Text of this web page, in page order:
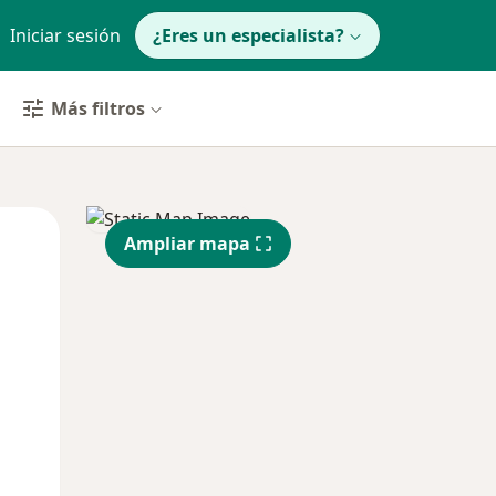
Iniciar sesión ¿Eres un especialista?
Más filtros
Jue
13 Ago
Vie
14 Ago
Ampliar mapa